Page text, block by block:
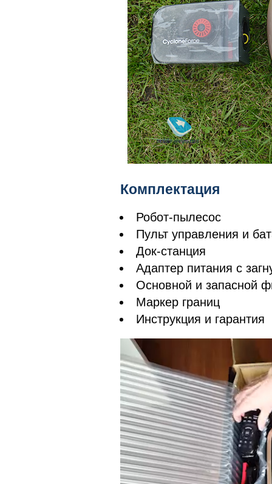
Комплектация
Робот-пылесос
Пульт управления и
Док-станция
Адаптер питания с
Основной и запасной
Маркер границ
Инструкция и гарантия